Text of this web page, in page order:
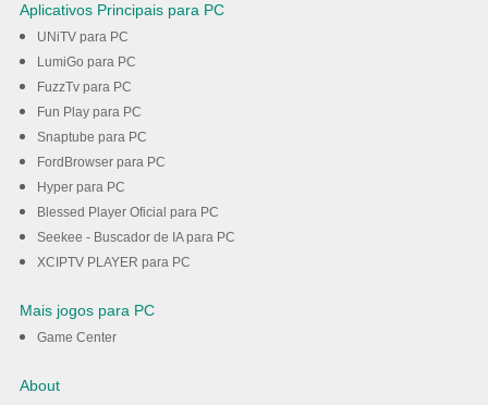
Aplicativos Principais para PC
UNiTV para PC
LumiGo para PC
FuzzTv para PC
Fun Play para PC
Snaptube para PC
FordBrowser para PC
Hyper para PC
Blessed Player Oficial para PC
Seekee - Buscador de IA para PC
XCIPTV PLAYER para PC
Mais jogos para PC
Game Center
About